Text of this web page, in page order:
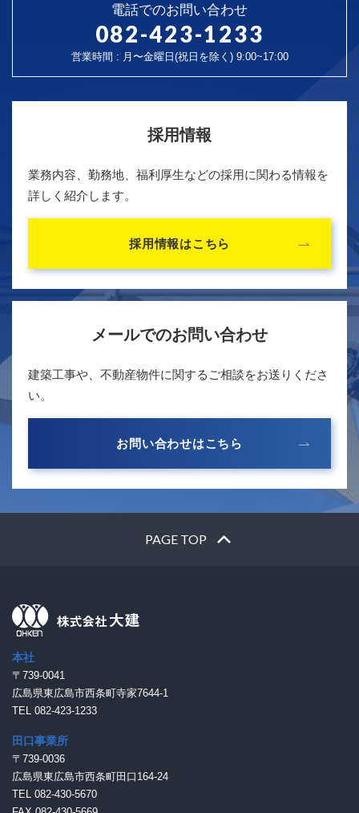
電話でのお問い合わせ
082-423-1233
営業時間 : 月〜金曜日(祝日を除く) 9:00~17:00
採用情報
業務内容、勤務地、福利厚生などの採用に関わる情報を
詳しく紹介します。
採用情報はこちら
メールでのお問い合わせ
建築工事や、不動産物件に関するご相談をお送りくださ
い。
お問い合わせはこちら
PAGE TOP
本社
〒739-0041
広島県東広島市西条町寺家7644-1
TEL 082-423-1233
田口事業所
〒739-0036
広島県東広島市西条町田口164-24
TEL 082-430-5670